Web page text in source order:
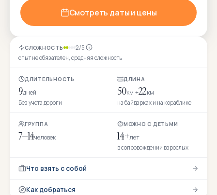
СЛОЖНОСТЬ 2/5
опыт не обязателен, средняя сложность
ДЛИТЕЛЬНОСТЬ
9дней
Без учета дороги
ДЛИНА
50км +22км
на байдарках и на кораблике
ГРУППА
7–14человек
МОЖНО С ДЕТЬМИ
14+лет
в сопровождении взрослых
Что взять с собой
Как добраться
Смотреть даты и цены